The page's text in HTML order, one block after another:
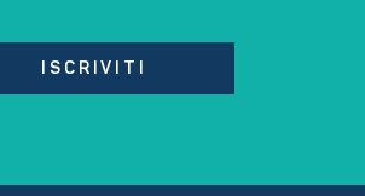
ISCRIVITI